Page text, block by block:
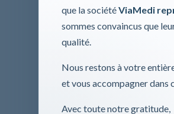
que la sociétéViaMedi
sommes convaincus que
qualité.
Nous restons à votre
et vous accompagner dans
Avec toute notre gratitude,